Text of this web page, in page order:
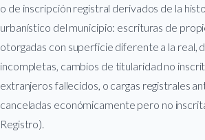
o de inscripción registral derivados de la
urbanístico del municipio: escrituras de
otorgadas con superficie diferente a la real,
incompletas, cambios de titularidad no
extranjeros fallecidos, o cargas registrales
canceladas económicamente pero no
Registro).